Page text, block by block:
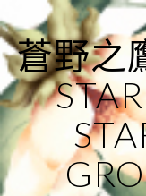
to
content
蒼野之